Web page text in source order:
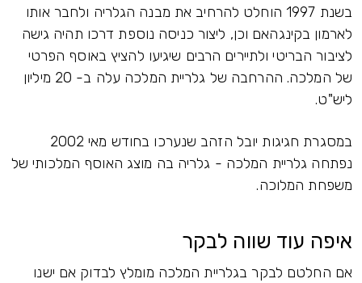
בשנת 1997 הוחלט להרחיב את מבנה הגלריה ולחבר אותו
לארמון בקינגהאם וכן, ליצור כניסה נוספת דרכו תהיה גישה
לציבור הבריטי ולתיירים הרבים שיגיעו להציץ באוסף הפרטי
של המלכה. ההרחבה של גלריית המלכה עלה ב- 20 מיליון
ליש"ט.
במסגרת חגיגות יובל הזהב שנערכו בחודש מאי 2002
נפתחה גלריית המלכה - גלריה בה מוצג האוסף המלכותי של
משפחת המלוכה.
איפה עוד שווה לבקר
אם החלטם לבקר בגלריית המלכה מומלץ לבדוק אם ישנו